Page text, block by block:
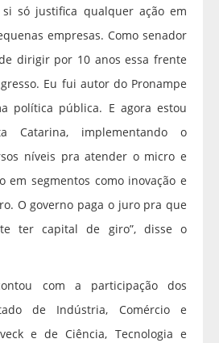
só justifica qualquer ação em
empresas. Como senador
dirigir por 10 anos essa frente
Eu fui autor do Pronampe
política pública. E agora estou
Catarina, implementando o
níveis pra atender o micro e
em segmentos como inovação e
O governo paga o juro pra que
ter capital de giro”, disse o
com a participação dos
de Indústria, Comércio e
e de Ciência, Tecnologia e